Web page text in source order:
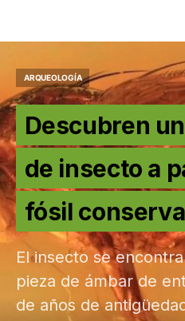
ARQUEOLOGÍA
Descubren
de insecto a
fósil
El insecto se
pieza de ámbar de
de años de